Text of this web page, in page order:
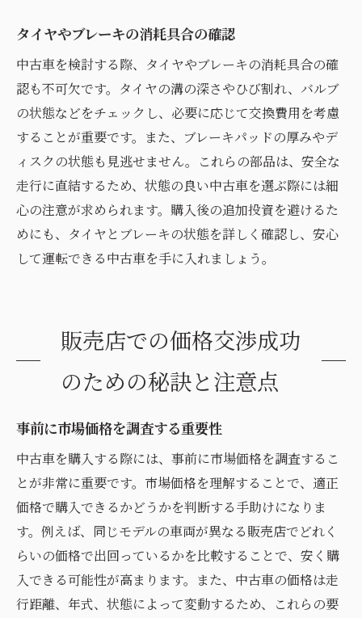
タイヤやブレーキの消耗具合の確認
中古車を検討する際、タイヤやブレーキの消耗具合の確
認も不可欠です。タイヤの溝の深さやひび割れ、バルブ
の状態などをチェックし、必要に応じて交換費用を考慮
することが重要です。また、ブレーキパッドの厚みやデ
ィスクの状態も見逃せません。これらの部品は、安全な
走行に直結するため、状態の良い中古車を選ぶ際には細
心の注意が求められます。購入後の追加投資を避けるた
めにも、タイヤとブレーキの状態を詳しく確認し、安心
して運転できる中古車を手に入れましょう。
販売店での価格交渉成功
のための秘訣と注意点
事前に市場価格を調査する重要性
中古車を購入する際には、事前に市場価格を調査するこ
とが非常に重要です。市場価格を理解することで、適正
価格で購入できるかどうかを判断する手助けになりま
す。例えば、同じモデルの車両が異なる販売店でどれく
らいの価格で出回っているかを比較することで、安く購
入できる可能性が高まります。また、中古車の価格は走
行距離、年式、状態によって変動するため、これらの要